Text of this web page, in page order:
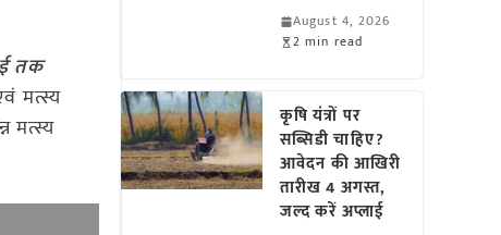
तक
मत्स्य
मत्स्य
August 4, 2026
2 min read
कृषि यंत्रों पर
सब्सिडी चाहिए?
आवेदन की आखिरी
तारीख 4 अगस्त,
जल्द करें अप्लाई